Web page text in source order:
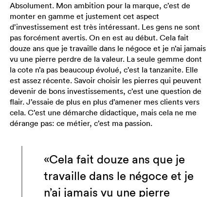
Absolument. Mon ambition pour la marque, c’est de
monter en gamme et justement cet aspect
d’investissement est très intéressant. Les gens ne sont
pas forcément avertis. On en est au début. Cela fait
douze ans que je travaille dans le négoce et je n’ai jamais
vu une pierre perdre de la valeur. La seule gemme dont
la cote n’a pas beaucoup évolué, c’est la tanzanite. Elle
est assez récente. Savoir choisir les pierres qui peuvent
devenir de bons investissements, c’est une question de
flair. J’essaie de plus en plus d’amener mes clients vers
cela. C’est une démarche didactique, mais cela ne me
dérange pas: ce métier, c’est ma passion.
«Cela fait douze ans que je
travaille dans le négoce et je
n’ai jamais vu une pierre